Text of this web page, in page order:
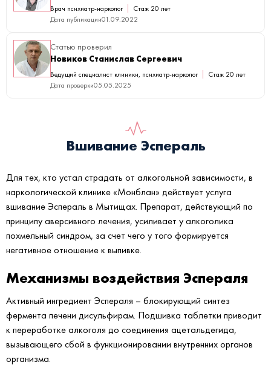
Врач психиатр-нарколог
Стаж 20 лет
Дата публикации01.09.2022
Статью проверил
Новиков Станислав Сергеевич
Ведущий специалист клиники, психиатр-нарколог
Стаж 20 лет
Дата проверки05.05.2025
Вшивание Эспераль
Для тех, кто устал страдать от алкогольной зависимости, в
наркологической клинике «Монблан» действует услуга
вшивание Эспераль в Мытищах. Препарат, действующий по
принципу аверсивного лечения, усиливает у алкоголика
похмельный синдром, за счет чего у того формируется
негативное отношение к выпивке.
Механизмы воздействия Эспераля
Активный ингредиент Эспераля – блокирующий синтез
фермента печени дисульфирам. Подшивка таблетки приводит
к переработке алкоголя до соединения ацетальдегида,
вызывающего сбой в функционировании внутренних органов
организма.